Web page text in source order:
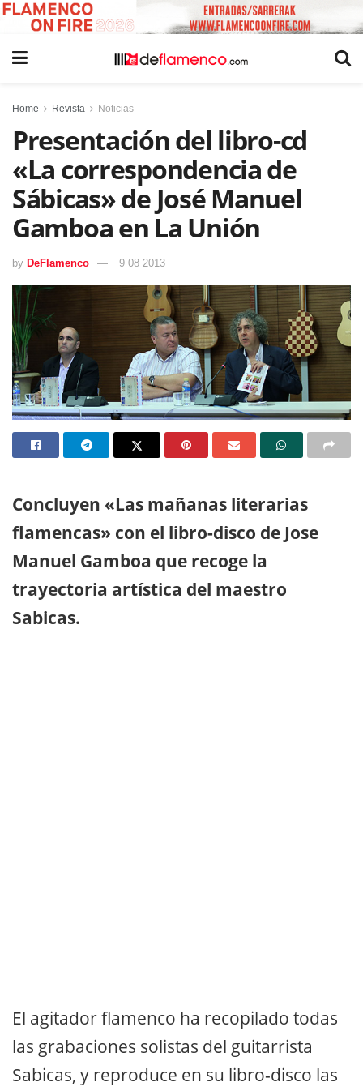
Home Revista Noticias
Presentación del libro-cd
«La correspondencia de
Sábicas» de José Manuel
Gamboa en La Unión
by DeFlamenco 9 08 2013
Concluyen «Las mañanas literarias
flamencas» con el libro-disco de Jose
Manuel Gamboa que recoge la
trayectoria artística del maestro
Sabicas.
El agitador flamenco ha recopilado todas
las grabaciones solistas del guitarrista
Sabicas, y reproduce en su libro-disco las